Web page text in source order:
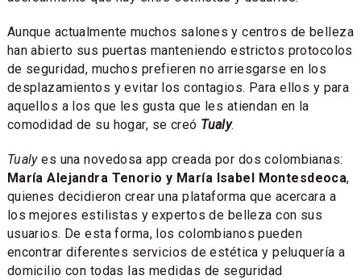
Aunque actualmente muchos salones y centros de belleza
han abierto sus puertas manteniendo estrictos protocolos
de seguridad, muchos prefieren no arriesgarse en los
desplazamientos y evitar los contagios. Para ellos y para
aquellos a los que les gusta que les atiendan en la
comodidad de su hogar, se creó Tualy.
Tualyes una novedosa app creada por dos colombianas:
María Alejandra Tenorio y María Isabel Montesdeoca,
quienes decidieron crear una plataforma que acercara a
los mejores estilistas y expertos de belleza con sus
usuarios. De esta forma, los colombianos pueden
encontrar diferentes servicios de estética y peluquería a
domicilio con todas las medidas de seguridad